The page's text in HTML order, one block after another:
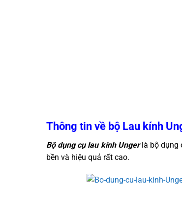
Thông tin về bộ Lau kính
Bộ dụng cụ lau kính Ungerlà bộ dụng
bền và hiệu quả rất cao.